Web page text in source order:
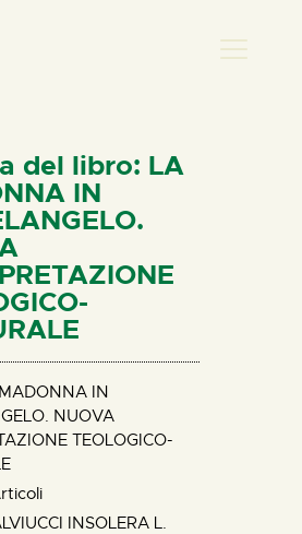
SIAMO
SALERNO
del libro: LA
IN
IN
NUOVA
TEOLOGICO-
INSOLERA L.